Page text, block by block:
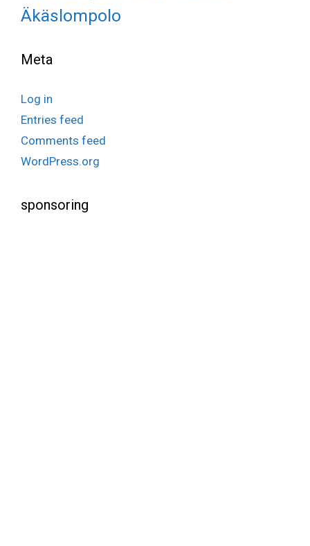
Äkäslompolo
Meta
Log in
Entries feed
Comments feed
WordPress.org
sponsoring